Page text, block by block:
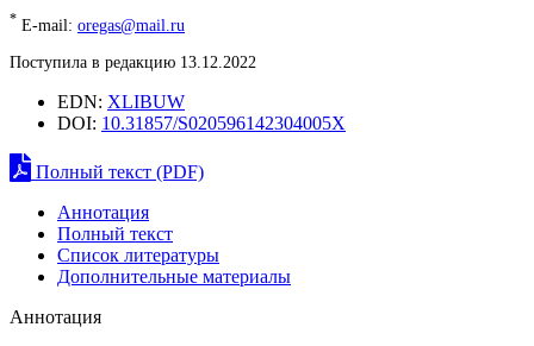
* E-mail: oregas@mail.ru
Поступила в редакцию 13.12.2022
EDN: XLIBUW
DOI: 10.31857/S020596142304005X
Полный текст (PDF)
Аннотация
Полный текст
Список литературы
Дополнительные материалы
Аннотация